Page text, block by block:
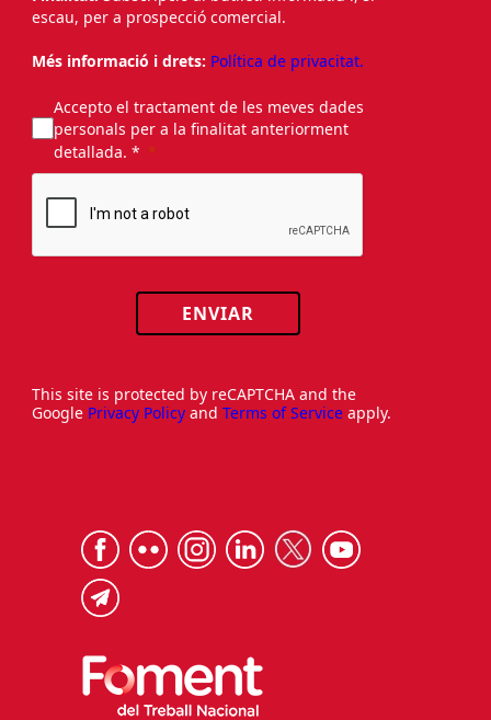
escau, per a prospecció comercial.
Més informació i drets: Política de privacitat.
Accepto el tractament de les meves dades
personals per a la finalitat anteriorment
detallada. *
ENVIAR
This site is protected by reCAPTCHA and the
Google Privacy Policy and Terms of Service apply.